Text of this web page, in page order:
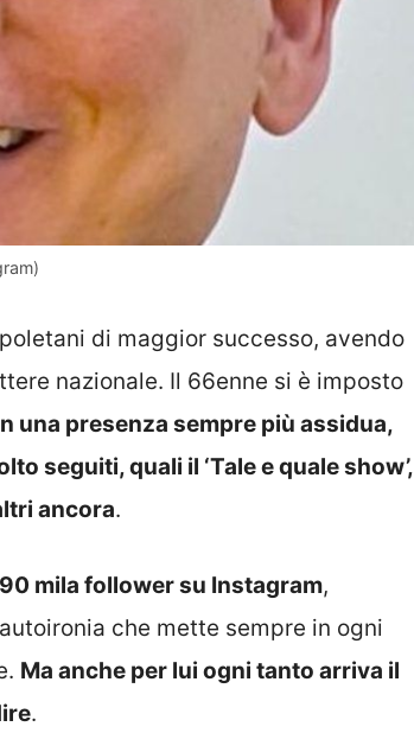
di maggior successo, avendo
nazionale. Il 66enne si è imposto
una presenza sempre più assidua,
seguiti, quali il ‘Tale e quale show’,
ancora.
mila follower su Instagram,
che mette sempre in ogni
Ma anche per lui ogni tanto arriva il
.